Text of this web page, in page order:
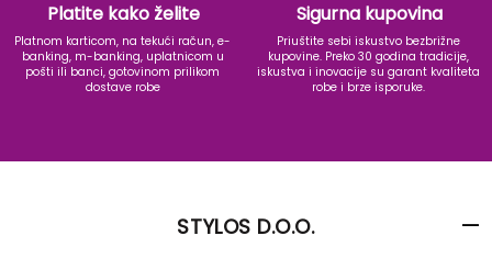
Platite kako želite
Platnom karticom, na tekući račun, e-
banking, m-banking, uplatnicom u
pošti ili banci, gotovinom prilikom
dostave robe
Sigurna kupovina
Priuštite sebi iskustvo bezbrižne
kupovine. Preko 30 godina tradicije,
iskustva i inovacije su garant kvaliteta
robe i brze isporuke.
STYLOS D.O.O.